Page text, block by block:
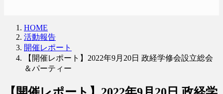
HOME
活動報告
開催レポート
【開催レポート】2022年9月20日 政経学修会設立総会
＆パーティー